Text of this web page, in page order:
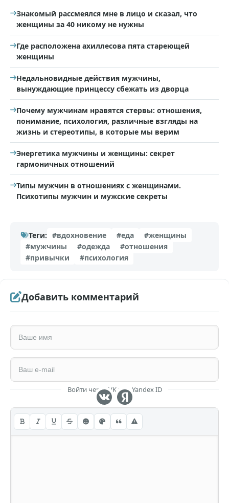
Знакомый рассмеялся мне в лицо и сказал, что
женщины за 40 никому не нужны
Где расположена ахиллесова пята стареющей
женщины
Недальновидные действия мужчины,
вынуждающие принцессу сбежать из дворца
Почему мужчинам нравятся стервы: отношения,
понимание, психология, различные взгляды на
жизнь и стереотипы, в которые мы верим
Энергетика мужчины и женщины: секрет
гармоничных отношений
Типы мужчин в отношениях с женщинами.
Психотипы мужчин и мужские секреты
Теги: #вдохновение #еда
#женщины
#мужчины
#одежда
#отношения
#привычки
#психология
Добавить комментарий
Войти через VK или Yandex ID